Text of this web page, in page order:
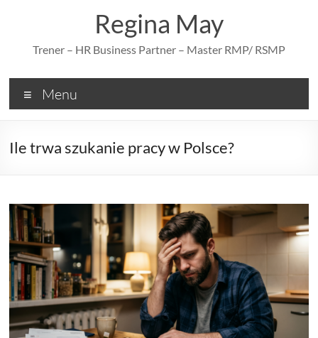
Regina May
Trener – HR Business Partner – Master RMP/ RSMP
Menu
Ile trwa szukanie pracy w Polsce?